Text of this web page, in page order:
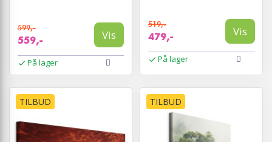
599,-
559,- Vis
På lager
519,-
479,- Vis
På lager
TILBUD TILBUD